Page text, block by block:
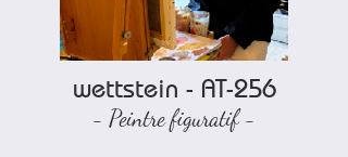
wettstein - AT-256
- Peintre figuratif -